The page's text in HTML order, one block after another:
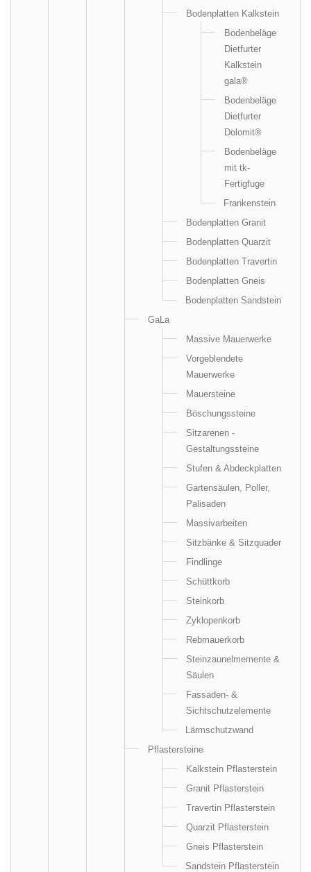
Bodenplatten Kalkstein
Bodenbeläge
Dietfurter
Kalkstein
gala®
Bodenbeläge
Dietfurter
Dolomit®
Bodenbeläge
mit tk-
Fertigfuge
Frankenstein
Bodenplatten Granit
Bodenplatten Quarzit
Bodenplatten Travertin
Bodenplatten Gneis
Bodenplatten Sandstein
GaLa
Massive Mauerwerke
Vorgeblendete
Mauerwerke
Mauersteine
Böschungssteine
Sitzarenen -
Gestaltungssteine
Stufen & Abdeckplatten
Gartensäulen, Poller,
Palisaden
Massivarbeiten
Sitzbänke & Sitzquader
Findlinge
Schüttkorb
Steinkorb
Zyklopenkorb
Rebmauerkorb
Steinzaunelmemente &
Säulen
Fassaden- &
Sichtschutzelemente
Lärmschutzwand
Pflastersteine
Kalkstein Pflasterstein
Granit Pflasterstein
Travertin Pflasterstein
Quarzit Pflasterstein
Gneis Pflasterstein
Sandstein Pflasterstein